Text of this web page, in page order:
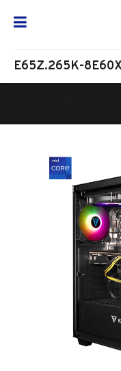
E65Z.265K-